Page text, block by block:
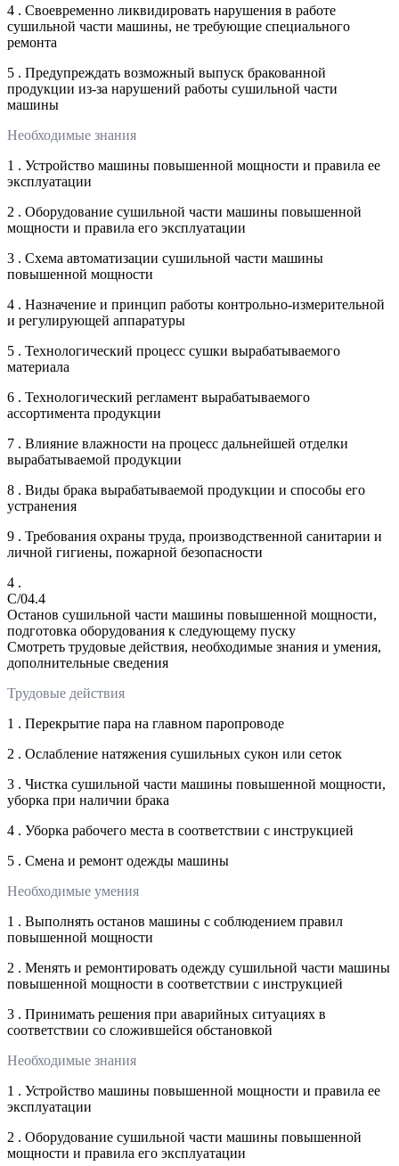
4 . Своевременно ликвидировать нарушения в работе
сушильной части машины, не требующие специального
ремонта
5 . Предупреждать возможный выпуск бракованной
продукции из-за нарушений работы сушильной части
машины
Необходимые знания
1 . Устройство машины повышенной мощности и правила ее
эксплуатации
2 . Оборудование сушильной части машины повышенной
мощности и правила его эксплуатации
3 . Схема автоматизации сушильной части машины
повышенной мощности
4 . Назначение и принцип работы контрольно-измерительной
и регулирующей аппаратуры
5 . Технологический процесс сушки вырабатываемого
материала
6 . Технологический регламент вырабатываемого
ассортимента продукции
7 . Влияние влажности на процесс дальнейшей отделки
вырабатываемой продукции
8 . Виды брака вырабатываемой продукции и способы его
устранения
9 . Требования охраны труда, производственной санитарии и
личной гигиены, пожарной безопасности
4 .
C/04.4
Останов сушильной части машины повышенной мощности,
подготовка оборудования к следующему пуску
Смотреть трудовые действия, необходимые знания и умения,
дополнительные сведения
Трудовые действия
1 . Перекрытие пара на главном паропроводе
2 . Ослабление натяжения сушильных сукон или сеток
3 . Чистка сушильной части машины повышенной мощности,
уборка при наличии брака
4 . Уборка рабочего места в соответствии с инструкцией
5 . Смена и ремонт одежды машины
Необходимые умения
1 . Выполнять останов машины с соблюдением правил
повышенной мощности
2 . Менять и ремонтировать одежду сушильной части машины
повышенной мощности в соответствии с инструкцией
3 . Принимать решения при аварийных ситуациях в
соответствии со сложившейся обстановкой
Необходимые знания
1 . Устройство машины повышенной мощности и правила ее
эксплуатации
2 . Оборудование сушильной части машины повышенной
мощности и правила его эксплуатации